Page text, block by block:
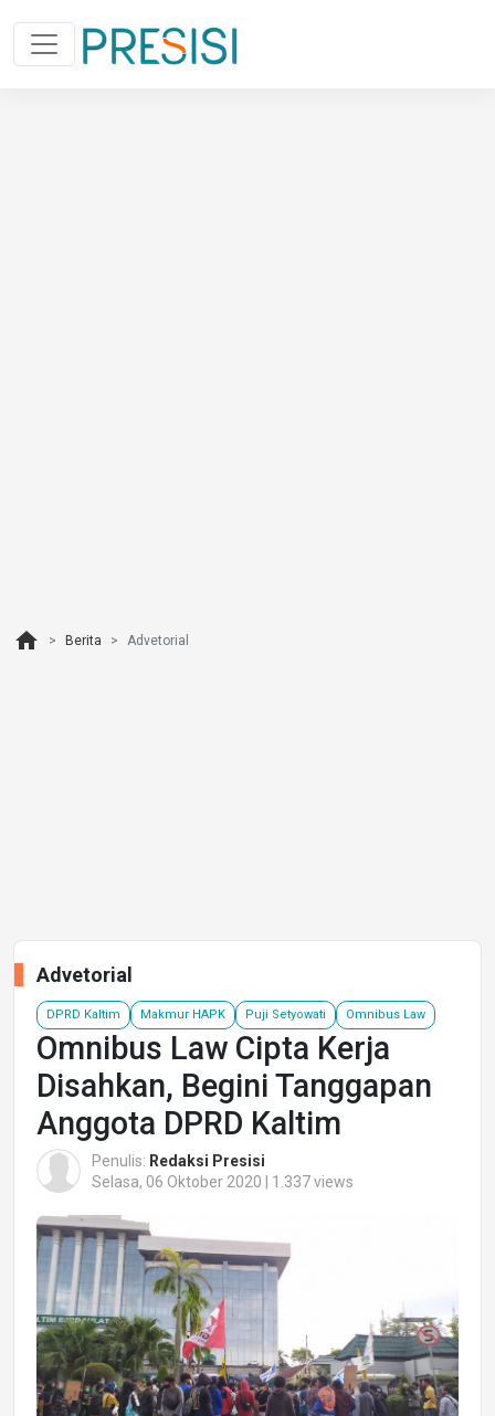
home Berita Advetorial
Advetorial
DPRD Kaltim Makmur HAPK Puji Setyowati Omnibus Law
Omnibus Law Cipta Kerja
Disahkan, Begini Tanggapan
Anggota DPRD Kaltim
Penulis: Redaksi Presisi
Selasa, 06 Oktober 2020 | 1.337 views